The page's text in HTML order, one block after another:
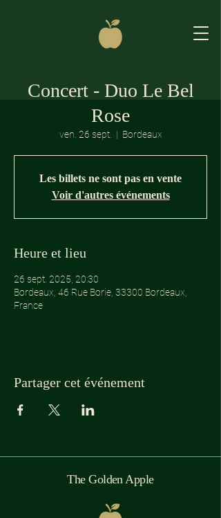
Concert - Duo Le Bel
Rose
ven. 26 sept.
  |
Bordeaux
Les billets ne sont pas en vente
Voir d'autres événements
Heure et lieu
26 sept. 2025, 20:30
Bordeaux, 46 Rue Borie, 33300 Bordeaux,
France
Partager cet événement
The Golden Apple